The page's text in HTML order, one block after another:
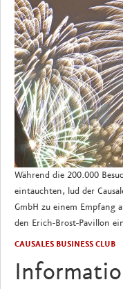
Während die 200.000
eintauchten, lud der
GmbH zu einem Empfang
den Erich-Brost-Pavillon
CAUSALES BUSINESS CLUB